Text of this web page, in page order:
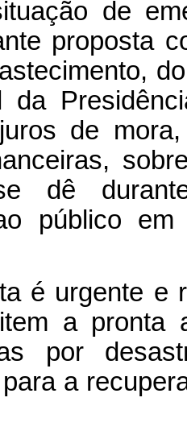
de
proposta
da
de
dê
público
é urgente e
a pronta
por
a